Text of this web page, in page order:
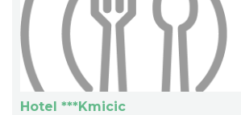
Hotel ***Kmicic